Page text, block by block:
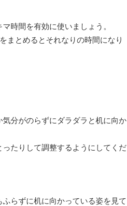
時間を有効に使いましょう。
まとめるとそれなりの時間になり
分がのらずにダラダラと机に向か
たりして調整するようにしてくだ
らずに机に向かっている姿を見て